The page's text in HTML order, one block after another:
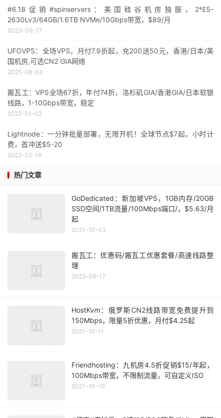
#6.18促销#spinservers：美国硅谷机房独服，2*E5-
2630Lv3/64GB/1.6TB NVMe/10Gbps带宽，$89/月
2023-06-17
UFOVPS：全场VPS，月付7.9折起，充200送50元，香港/日本/美
国机房,可选CN2 GIA网络
2025-08-03
搬瓦工：VPS全场87折，年付74折，洛杉矶GIA/香港GIA/日本软银
线路，1-10Gbps带宽，稳定
2022-01-02
Lightnode：一分钟批量部署，无限开机！全球节点$7起，小时计
费，首冲送$5-20
2022-02-19
热门文章
GoDedicated：新加坡VPS，1GB内存/20GB
SSD空间/1TB流量/100Mbps端口/，$5.63/月
起
2021-10-03
搬瓦工：优惠码/搬瓦工优惠套餐/高速线路整
理
2025-09-17
HostKvm：俄罗斯CN2线路带宽免费提升到
150Mbps，限量5折优惠，月付$4.25起
2021-10-11
Friendhosting：九机房4.5折促销$15/年起，
100Mbps带宽，不限制流量，可自定义ISO
2021-10-10